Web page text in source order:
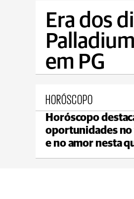
Era dos
em PG
HORÓSCOPO
Horóscopo
oportunidades
e no amor nesta
max